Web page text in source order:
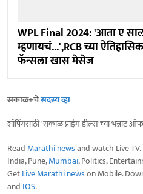
WPL Final 2024: 'आता ए
म्हणायचं...',RCB च्या
फॅन्सला खास मेसेज
सकाळ+चेसदस्य व्हा
शॉपिंगसाठी 'सकाळ प्राईम डील्स'च्या भन्नाट
Read Marathi newsand watch Live TV.
India, Pune,Mumbai, Politics,
GetLive Marathi newson Mobile.
and IOS.